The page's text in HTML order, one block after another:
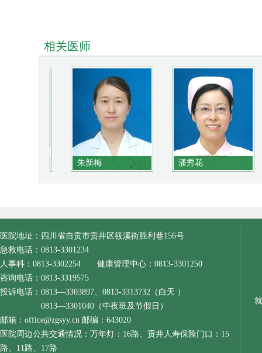
相关医师
朱新梅 潘秀花
医院地址：四川省自贡市贡井区筱溪街胜利巷156号
急救电话：0813-3301234
人事科：0813-3302254 健康管理中心：0813-3301250
咨询电话：0813-3319575
投诉电话：0813—3303897、0813-3313732（白天 ）
0813—3301040（中夜班及节假日）
邮箱：office@zgsyy.cn 邮编：643020
医院周边公共交通情况：万年灯：16路、贡井人寿保险门口：15
路、11路、17路